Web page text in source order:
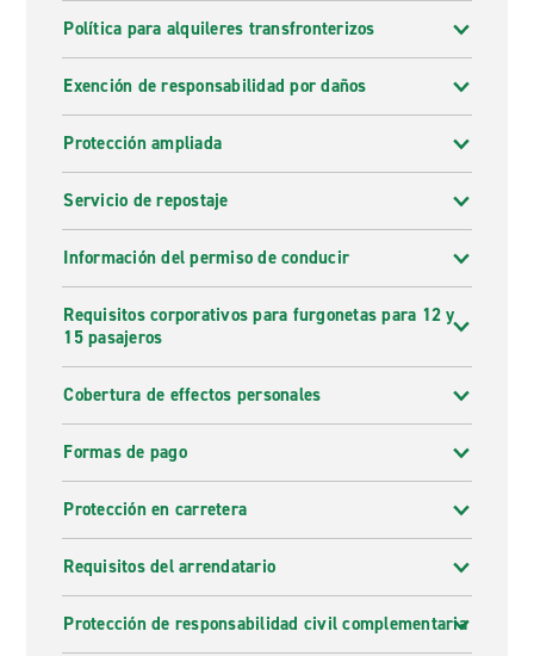
Política para alquileres transfronterizos
Exención de responsabilidad por daños
Protección ampliada
Servicio de repostaje
Información del permiso de conducir
Requisitos corporativos para furgonetas para 12 y
15 pasajeros
Cobertura de effectos personales
Formas de pago
Protección en carretera
Requisitos del arrendatario
Protección de responsabilidad civil complementaria